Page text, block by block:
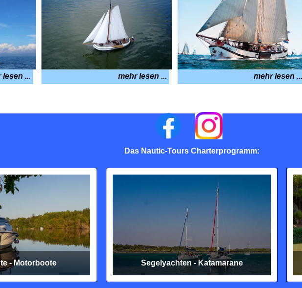
lesen ... mehr lesen ... mehr lesen ...
Das Nautic-Tours Charterprogramm:
- Motorboote Segelyachten - Katamarane